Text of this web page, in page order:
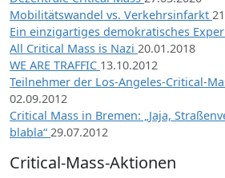
Mobilitätswandel vs. Verkehrsinfarkt
Ein einzigartiges demokratisches
All Critical Mass is Nazi 20.01.2018
WE ARE TRAFFIC 13.10.2012
Teilnehmer der Los-Angeles-Critical-
02.09.2012
Critical Mass in Bremen: „Jaja,
blabla“ 29.07.2012
Critical-Mass-Aktionen